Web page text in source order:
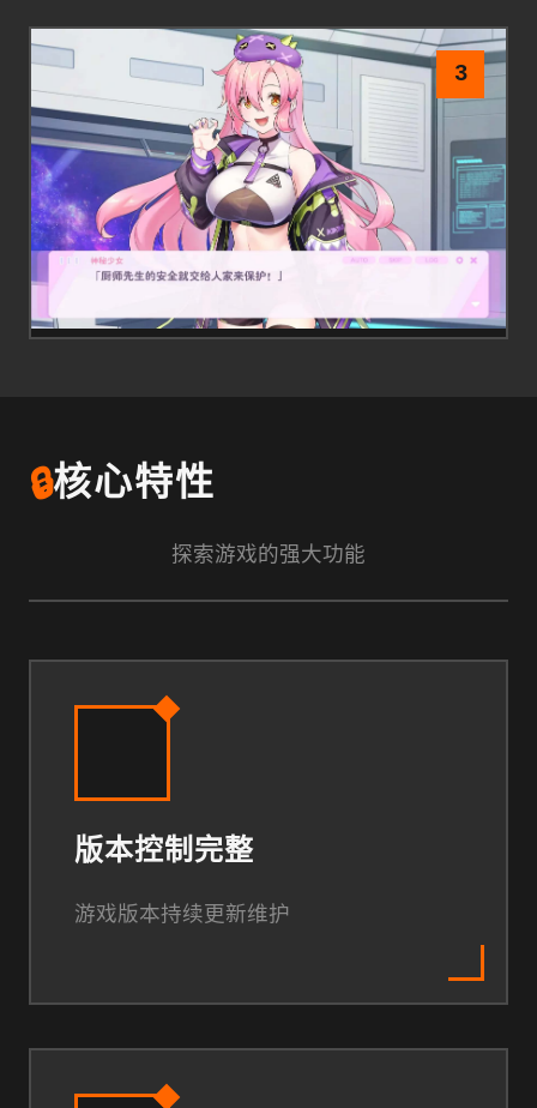
3
🔒核心特性
探索游戏的强大功能
版本控制完整
游戏版本持续更新维护